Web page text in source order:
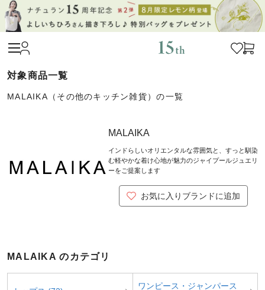
MALAIKA（その他のキッチン雑貨）の一覧
MALAIKA
インドらしいオリエンタルな雰囲気と、すっと馴染
む軽やかな着け心地が魅力のジャイプールジュエリ
ーをご提案します
お気に入りブランドに追加
MALAIKA のカテゴリ
ワンピース・ジャンパース